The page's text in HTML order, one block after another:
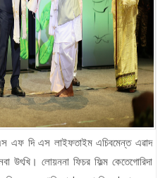
এফ দি এস লাইফতাইম এচিবমেন্ত এৱাদ
উৎখি। লোয়ননা ফিচর ফিল্ম কেতেগোরিদা